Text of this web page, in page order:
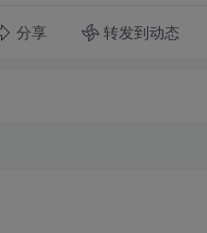
分享 转发到动态